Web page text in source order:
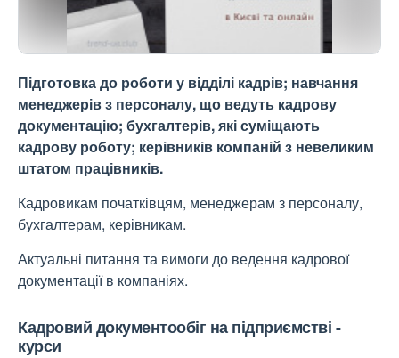
Підготовка до роботи у відділі кадрів; навчання
менеджерів з персоналу, що ведуть кадрову
документацію; бухгалтерів, які суміщають
кадрову роботу; керівників компаній з невеликим
штатом працівників.
Кадровикам початківцям, менеджерам з персоналу,
бухгалтерам, керівникам.
Актуальні питання та вимоги до ведення кадрової
документації в компаніях.
Кадровий документообіг на підприємстві -
курси